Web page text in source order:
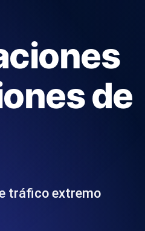
y rendimiento desde 25+ ubicaciones.
usuarios.
Validador de scripts JMeter gratuito
Comprobador de estado de API
Lista de herramientas web gratuitas
de
tráfico extremo